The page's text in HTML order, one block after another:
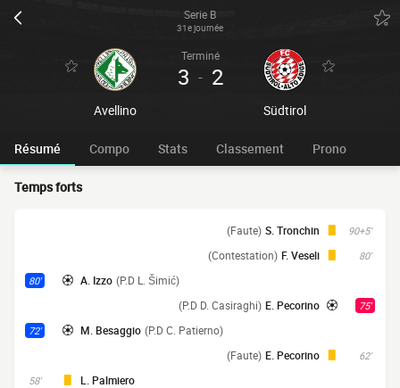
Serie B
31e journée
Avellino
Terminé
3 - 2
Südtirol
Résumé Compo Stats Classement Prono
Temps forts
90+5'
S. Tronchin
(Faute)
80'
F. Veseli
(Contestation)
80' A. Izzo (P.D L. Šimić)
75'
E. Pecorino
(P.D D. Casiraghi)
72' M. Besaggio (P.D C. Patierno)
62'
E. Pecorino
(Faute)
58' L. Palmiero